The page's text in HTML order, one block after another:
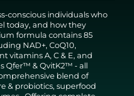
conscious individuals who
today, and how they
formula contains 85
NAD+, CoQ10,
vitamins A, C & E, and
Qfer™ & QvitK2™ - all
blend of
& probiotics, superfood